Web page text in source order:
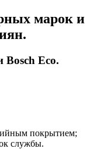
марок и
Eco.
покрытием;
службы.